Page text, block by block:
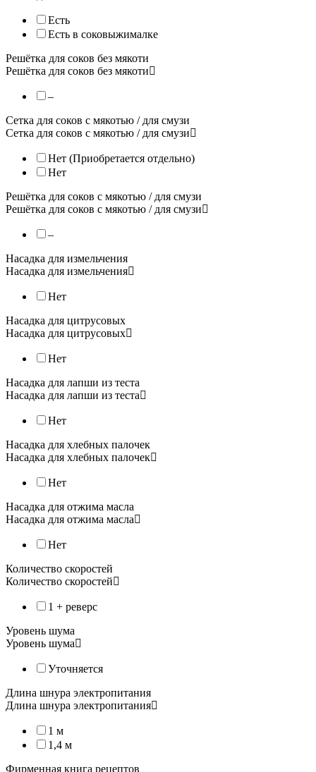
Есть
Есть в соковыжималке
Решётка для соков без мякоти
Решётка для соков без мякоти
–
Сетка для соков с мякотью / для смузи
Сетка для соков с мякотью / для смузи
Нет (Приобретается отдельно)
Нет
Решётка для соков с мякотью / для смузи
Решётка для соков с мякотью / для смузи
–
Насадка для измельчения
Насадка для измельчения
Нет
Насадка для цитрусовых
Насадка для цитрусовых
Нет
Насадка для лапши из теста
Насадка для лапши из теста
Нет
Насадка для хлебных палочек
Насадка для хлебных палочек
Нет
Насадка для отжима масла
Насадка для отжима масла
Нет
Количество скоростей
Количество скоростей
1 + реверс
Уровень шума
Уровень шума
Уточняется
Длина шнура электропитания
Длина шнура электропитания
1 м
1,4 м
Фирменная книга рецептов